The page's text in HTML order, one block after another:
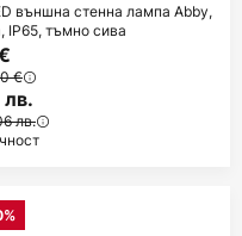
външна стенна лампа Abby,
IP65, тъмно сива
€
лв.